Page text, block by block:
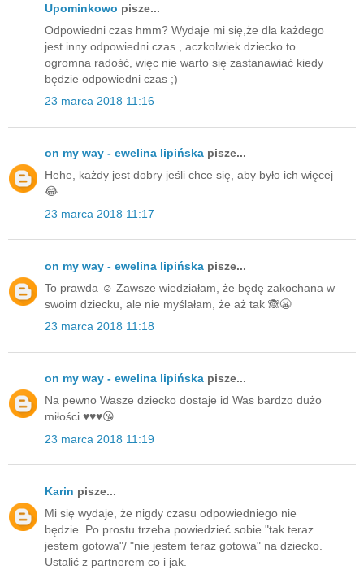
Upominkowo pisze...
Odpowiedni czas hmm? Wydaje mi się,że dla każdego
jest inny odpowiedni czas , aczkolwiek dziecko to
ogromna radość, więc nie warto się zastanawiać kiedy
będzie odpowiedni czas ;)
23 marca 2018 11:16
on my way - ewelina lipińska pisze...
Hehe, każdy jest dobry jeśli chce się, aby było ich więcej
😂
23 marca 2018 11:17
on my way - ewelina lipińska pisze...
To prawda ☺️ Zawsze wiedziałam, że będę zakochana w
swoim dziecku, ale nie myślałam, że aż tak 🙈😬
23 marca 2018 11:18
on my way - ewelina lipińska pisze...
Na pewno Wasze dziecko dostaje id Was bardzo dużo
miłości ♥️♥️♥️😘
23 marca 2018 11:19
Karin pisze...
Mi się wydaje, że nigdy czasu odpowiedniego nie
będzie. Po prostu trzeba powiedzieć sobie "tak teraz
jestem gotowa"/ "nie jestem teraz gotowa" na dziecko.
Ustalić z partnerem co i jak.